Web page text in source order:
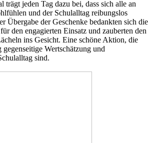
trägt jeden Tag dazu bei, dass sich alle an
und der Schulalltag reibungslos
Übergabe der Geschenke bedankten sich die
den engagierten Einsatz und zauberten den
ins Gesicht. Eine schöne Aktion, die
Wertschätzung und
sind.